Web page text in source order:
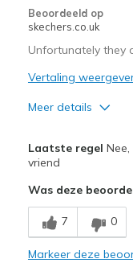
Beoordeeld op
skechers.co.uk
Unfortunately they
Vertaling
Meer details
Attractive Design
Minpunten
Poor Cushioning
Poor Quality
Laatste regel
vriend
Was deze
7 0
Markeer deze